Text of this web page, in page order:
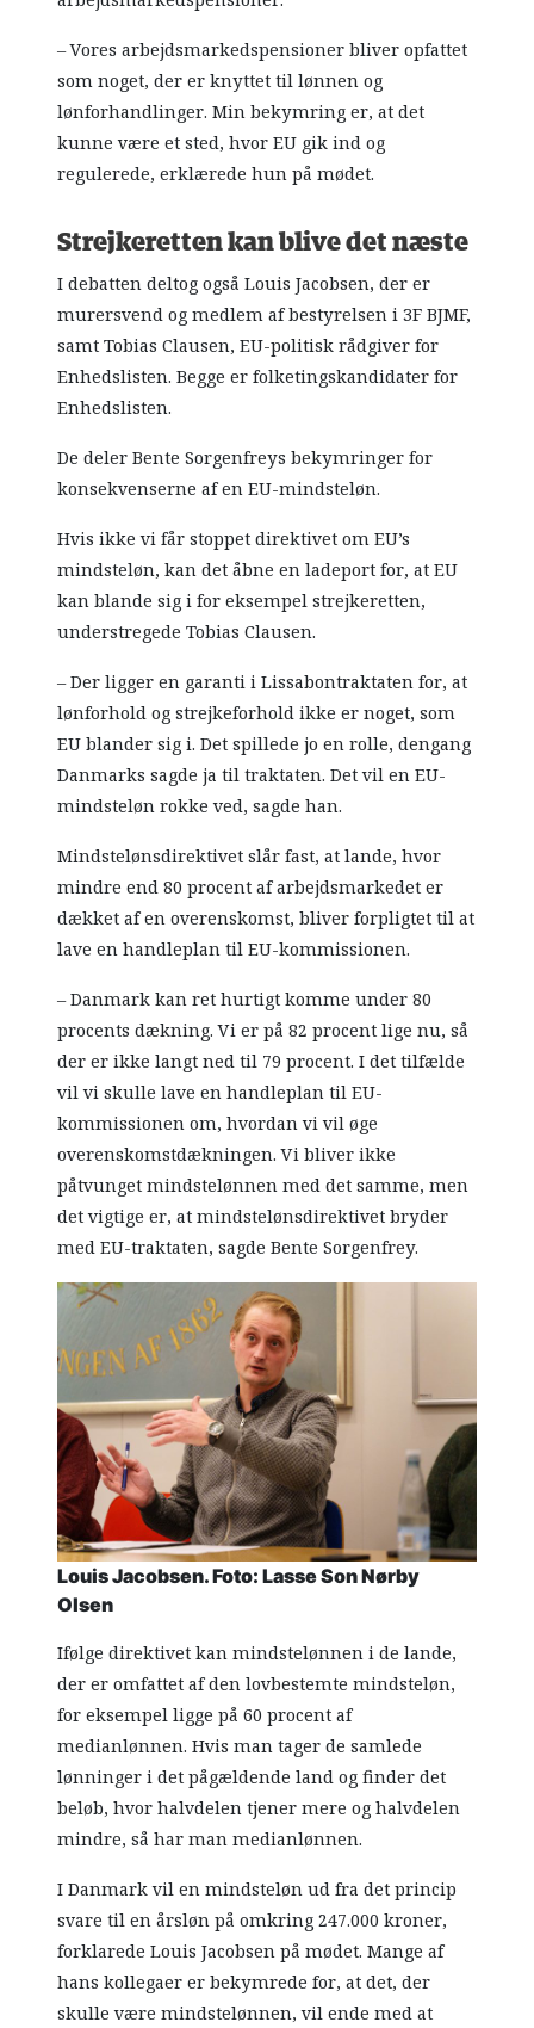
– Vores arbejdsmarkedspensioner bliver opfattet
som noget, der er knyttet til lønnen og
lønforhandlinger. Min bekymring er, at det
kunne være et sted, hvor EU gik ind og
regulerede, erklærede hun på mødet.
Strejkeretten kan blive det næste
I debatten deltog også Louis Jacobsen, der er
murersvend og medlem af bestyrelsen i 3F BJMF,
samt Tobias Clausen, EU-politisk rådgiver for
Enhedslisten. Begge er folketingskandidater for
Enhedslisten.
De deler Bente Sorgenfreys bekymringer for
konsekvenserne af en EU-mindsteløn.
Hvis ikke vi får stoppet direktivet om EU’s
mindsteløn, kan det åbne en ladeport for, at EU
kan blande sig i for eksempel strejkeretten,
understregede Tobias Clausen.
– Der ligger en garanti i Lissabontraktaten for, at
lønforhold og strejkeforhold ikke er noget, som
EU blander sig i. Det spillede jo en rolle, dengang
Danmarks sagde ja til traktaten. Det vil en EU-
mindsteløn rokke ved, sagde han.
Mindstelønsdirektivet slår fast, at lande, hvor
mindre end 80 procent af arbejdsmarkedet er
dækket af en overenskomst, bliver forpligtet til at
lave en handleplan til EU-kommissionen.
– Danmark kan ret hurtigt komme under 80
procents dækning. Vi er på 82 procent lige nu, så
der er ikke langt ned til 79 procent. I det tilfælde
vil vi skulle lave en handleplan til EU-
kommissionen om, hvordan vi vil øge
overenskomstdækningen. Vi bliver ikke
påtvunget mindstelønnen med det samme, men
det vigtige er, at mindstelønsdirektivet bryder
med EU-traktaten, sagde Bente Sorgenfrey.
Louis Jacobsen. Foto: Lasse Son Nørby
Olsen
Ifølge direktivet kan mindstelønnen i de lande,
der er omfattet af den lovbestemte mindsteløn,
for eksempel ligge på 60 procent af
medianlønnen. Hvis man tager de samlede
lønninger i det pågældende land og finder det
beløb, hvor halvdelen tjener mere og halvdelen
mindre, så har man medianlønnen.
I Danmark vil en mindsteløn ud fra det princip
svare til en årsløn på omkring 247.000 kroner,
forklarede Louis Jacobsen på mødet. Mange af
hans kollegaer er bekymrede for, at det, der
skulle være mindstelønnen, vil ende med at